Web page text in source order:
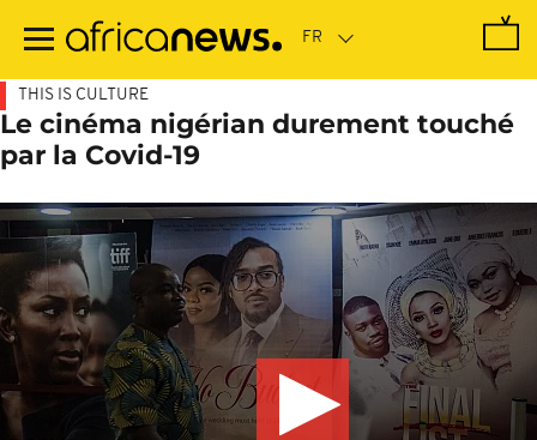
contenu
THIS IS CULTURE
Le cinéma nigérian durement touché
par la Covid-19